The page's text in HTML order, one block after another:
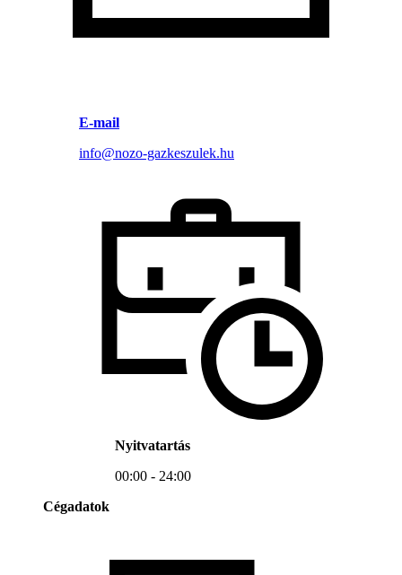
E-mail
info@nozo-gazkeszulek.hu
Nyitvatartás
00:00 - 24:00
Cégadatok